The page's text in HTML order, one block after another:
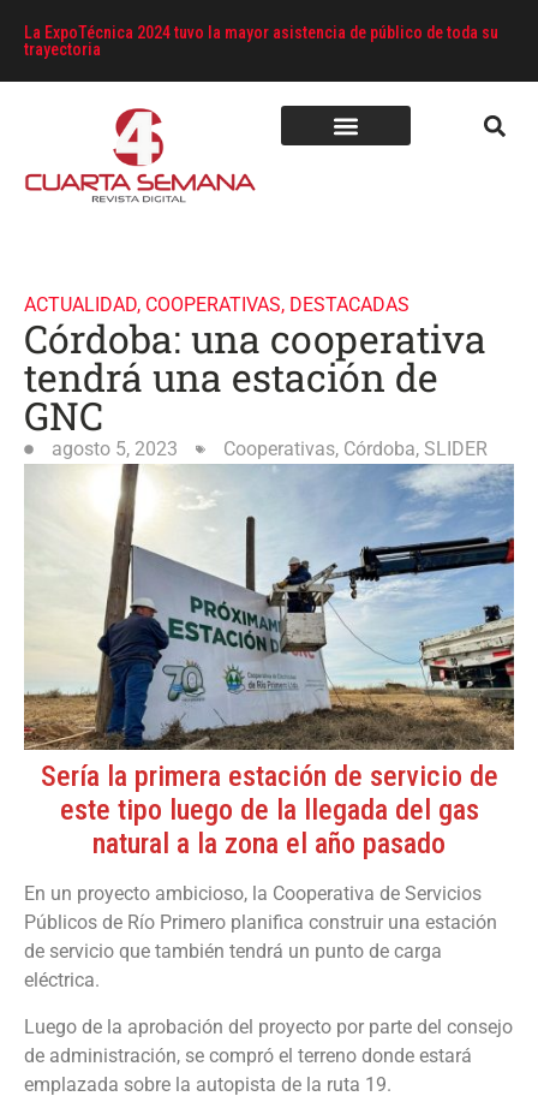
La ExpoTécnica 2024 tuvo la mayor asistencia de público de toda su
trayectoria
ACTUALIDAD, COOPERATIVAS, DESTACADAS
Córdoba: una cooperativa
tendrá una estación de
GNC
agosto 5, 2023 Cooperativas, Córdoba, SLIDER
Sería la primera estación de servicio de
este tipo luego de la llegada del gas
natural a la zona el año pasado
En un proyecto ambicioso, la Cooperativa de Servicios
Públicos de Río Primero planifica construir una estación
de servicio que también tendrá un punto de carga
eléctrica.
Luego de la aprobación del proyecto por parte del consejo
de administración, se compró el terreno donde estará
emplazada sobre la autopista de la ruta 19.